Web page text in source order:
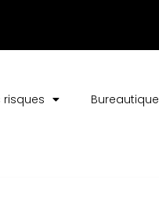
risques Bureautique